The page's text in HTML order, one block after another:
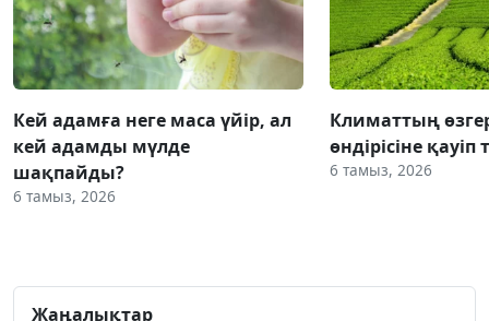
Кей адамға неге маса үйір, ал
кей адамды мүлде
шақпайды?
6 тамыз, 2026
Климаттың
өндірісіне қауіп
6 тамыз, 2026
Жаңалықтар